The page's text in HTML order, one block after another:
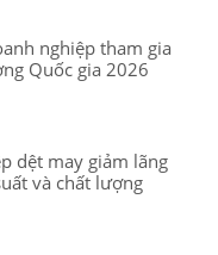
nghiệp tham gia
Quốc gia 2026
dệt may giảm lãng
và chất lượng